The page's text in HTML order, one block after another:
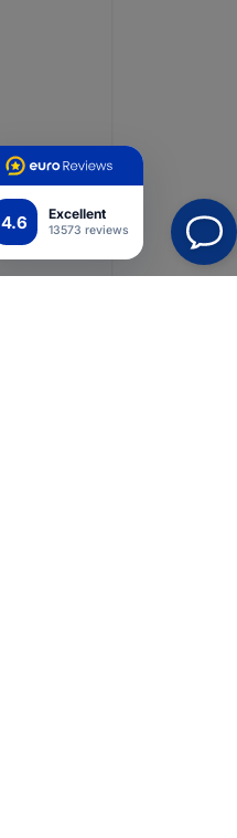
4.6 Excellent
13573 reviews